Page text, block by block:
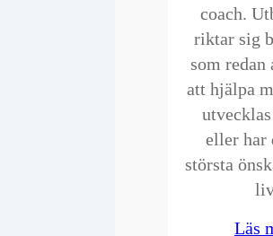
coach.
riktar sig
som redan
att hjälpa
eller har
största
Läs